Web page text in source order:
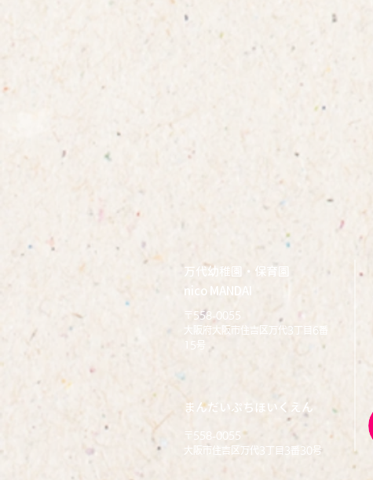
万代幼稚園・保育園
nico MANDAI
〒558-0055
大阪府大阪市住吉区万代3丁目6番
15号
まんだいぷちほいくえん
〒558-0055
大阪市住吉区万代3丁目3番30号